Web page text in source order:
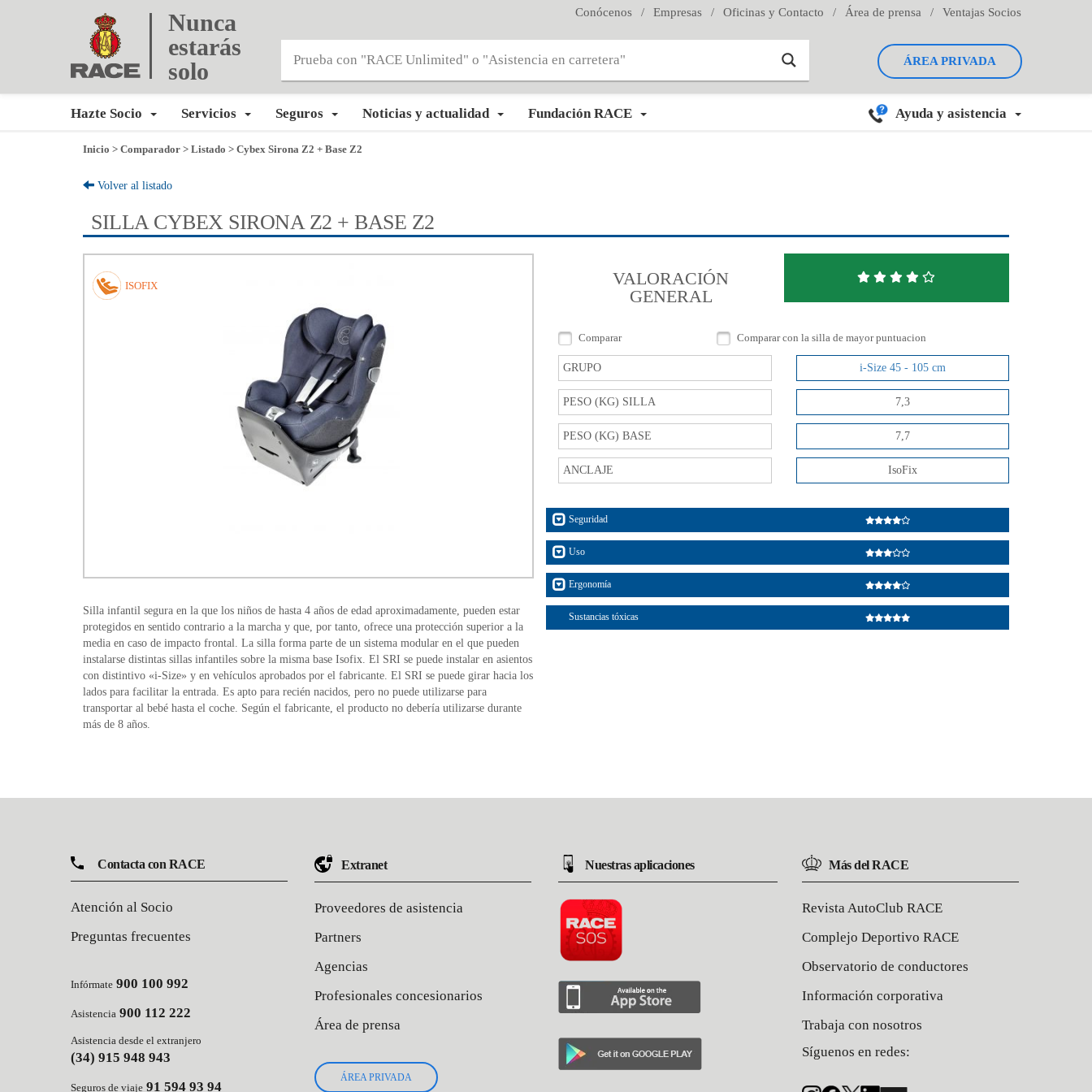
Conócenos / Empresas / Oficinas y Contacto / Área de prensa / Ventajas Socios
Nunca
estarás
solo
ÁREA PRIVADA
Hazte Socio Servicios Seguros Noticias y actualidad Fundación RACE Ayuda y asistencia
Inicio > Comparador > Listado > Cybex Sirona Z2 + Base Z2
Volver al listado
SILLA CYBEX SIRONA Z2 + BASE Z2
ISOFIX
Silla infantil segura en la que los niños de hasta 4 años de edad aproximadamente, pueden estar
protegidos en sentido contrario a la marcha y que, por tanto, ofrece una protección superior a la
media en caso de impacto frontal. La silla forma parte de un sistema modular en el que pueden
instalarse distintas sillas infantiles sobre la misma base Isofix. El SRI se puede instalar en asientos
con distintivo «i-Size» y en vehículos aprobados por el fabricante. El SRI se puede girar hacia los
lados para facilitar la entrada. Es apto para recién nacidos, pero no puede utilizarse para
transportar al bebé hasta el coche. Según el fabricante, el producto no debería utilizarse durante
más de 8 años.
VALORACIÓN
GENERAL
Comparar Comparar con la silla de mayor puntuacion
GRUPO i-Size 45 - 105 cm
PESO (KG) SILLA 7,3
PESO (KG) BASE 7,7
ANCLAJE IsoFix
Seguridad
Uso
Ergonomía
Sustancias tóxicas
Contacta con RACE
Atención al Socio
Preguntas frecuentes
Infórmate 900 100 992
Asistencia 900 112 222
Asistencia desde el extranjero
(34) 915 948 943
Seguros de viaje 91 594 93 94
Extranet
Proveedores de asistencia
Partners
Agencias
Profesionales concesionarios
Área de prensa
ÁREA PRIVADA
Nuestras aplicaciones Más del RACE
Revista AutoClub RACE
Complejo Deportivo RACE
Observatorio de conductores
Información corporativa
Trabaja con nosotros
Síguenos en redes: